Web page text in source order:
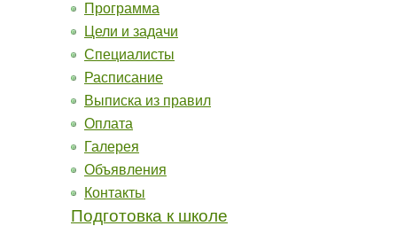
Программа
Цели и задачи
Специалисты
Расписание
Выписка из правил
Оплата
Галерея
Объявления
Контакты
Подготовка к школе